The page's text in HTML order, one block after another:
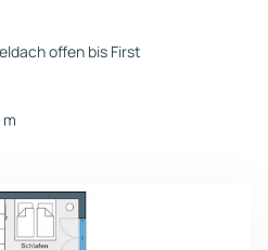
offen bis First